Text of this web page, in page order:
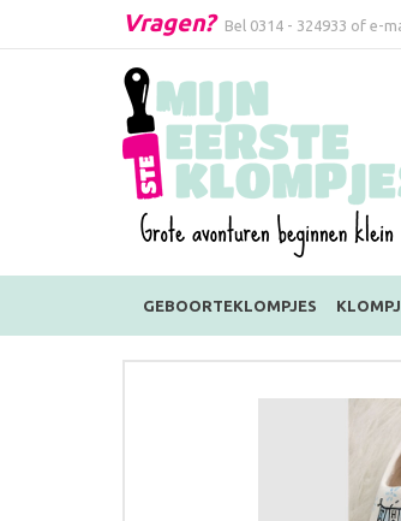
Vragen? Bel 0314 - 324933 of e-
GEBOORTEKLOMPJES